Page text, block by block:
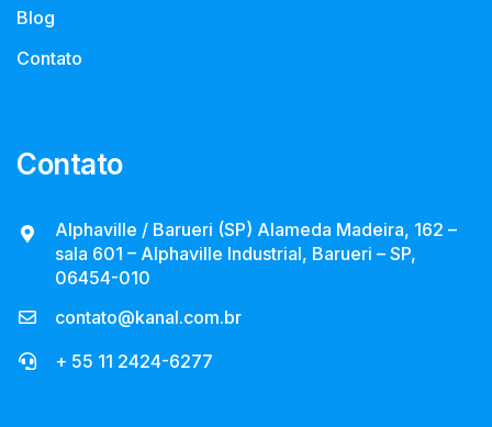
Blog
Contato
Contato
Alphaville / Barueri (SP) Alameda Madeira, 162 –
sala 601 – Alphaville Industrial, Barueri – SP,
06454-010
contato@kanal.com.br
+ 55 11 2424-6277